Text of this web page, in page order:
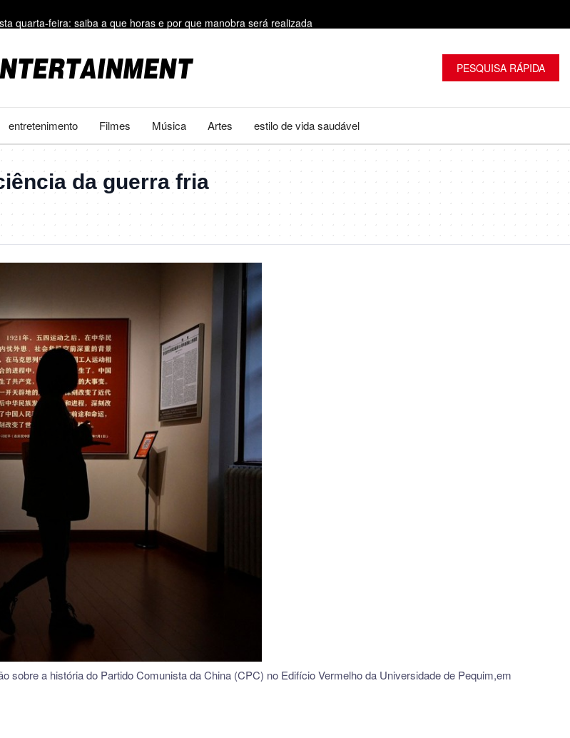
estratégia de Bolsonaro em 2022
sua terceira filha em Lisboa
PESQUISA RÁPIDA
entretenimento Filmes Música Artes estilo de vida saudável
da guerra fria
sobre a história do Partido Comunista da China (CPC) no Edifício Vermelho da Universidade de Pequim,em